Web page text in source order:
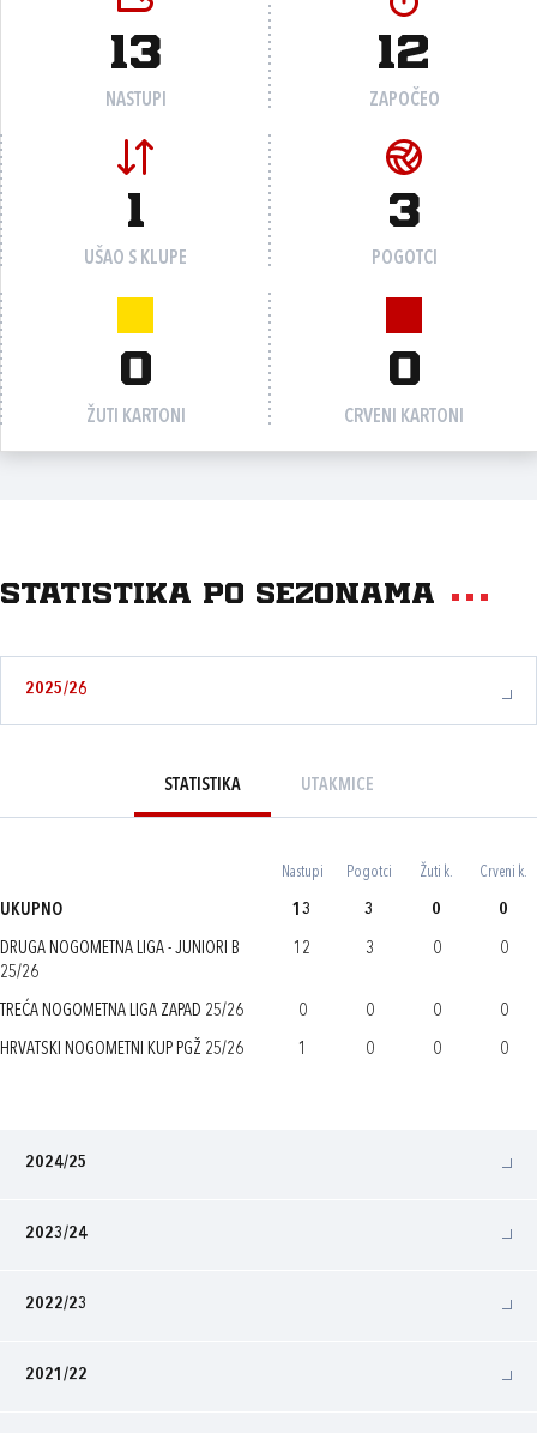
13
NASTUPI
12
ZAPOČEO
1
UŠAO S KLUPE
3
POGOTCI
0
ŽUTI KARTONI
0
CRVENI KARTONI
Statistika po sezonama
2025/26
STATISTIKA UTAKMICE
Nastupi Pogotci Žuti k. Crveni k.
UKUPNO 13 3 0 0
DRUGA NOGOMETNA LIGA - JUNIORI B
25/26
12 3 0 0
TREĆA NOGOMETNA LIGA ZAPAD 25/26 0 0 0 0
HRVATSKI NOGOMETNI KUP PGŽ 25/26 1 0 0 0
2024/25
2023/24
2022/23
2021/22